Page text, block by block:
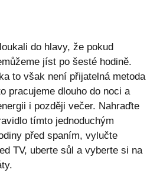
do hlavy, že pokud
jíst po šesté hodině.
to však není přijatelná metoda
pracujeme dlouho do noci a
i později večer. Nahraďte
tímto jednoduchým
před spaním, vylučte
TV, uberte sůl a vyberte si na